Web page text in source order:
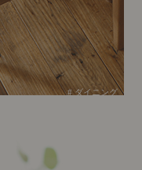
# ダイニング